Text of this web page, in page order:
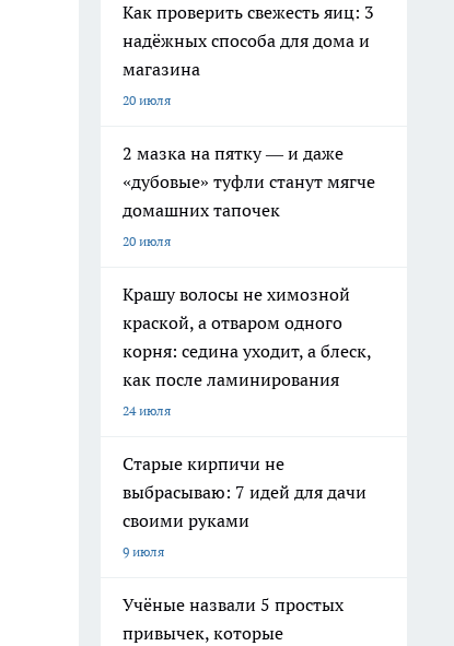
Как проверить свежесть яиц: 3
надёжных способа для дома и
магазина
20 июля
2 мазка на пятку — и даже
«дубовые» туфли станут мягче
домашних тапочек
20 июля
Крашу волосы не химозной
краской, а отваром одного
корня: седина уходит, а блеск,
как после ламинирования
24 июля
Старые кирпичи не
выбрасываю: 7 идей для дачи
своими руками
9 июля
Учёные назвали 5 простых
привычек, которые